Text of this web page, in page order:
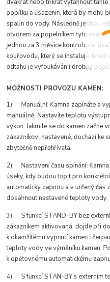
dvakrát nebo třikrát vytáhnout
popílku a usazenin, která by mohli
spalin do vody. Následně jednou
otvorem za popelníkem tyto
jednou za 3 měsíce kontrolovat
kouřovodu, který se instaluje ihned
odtahu je vyfoukáván i drobný
MOŽNOSTI PROVOZU KAMEN:
1) Manuální: Kamna zapínáte a
manuálně. Nastavíte teplotu
výkon. Jakmile se do kamen začne
zákazníkovi nastavené, dochází ke
zbytečně nepřehřívala.
2) Nastavení času spínání:
úseky, kdy budou topit pro
automaticky zapnou a v určený čas
dosáhnout nastavené teploty vody.
3) S funkcí STAND-BY bez
zákazníkem aktivovaná, dojde při
k okamžitému vypnutí kamen i
teploty vody ve výměníku kamen.
k opětovnému automatickému
4) S funkcí STAN-BY s externím